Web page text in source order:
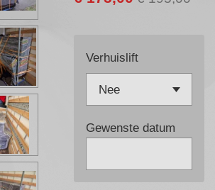
Verhuislift
Gewenste datum